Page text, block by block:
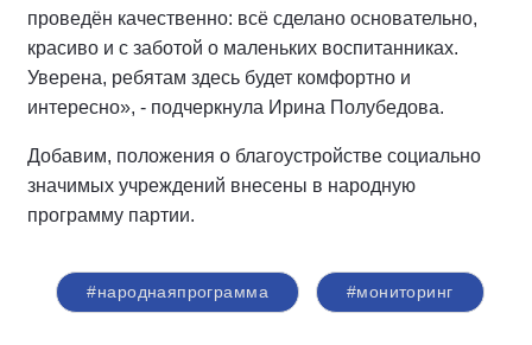
проведён качественно: всё сделано основательно,
красиво и с заботой о маленьких воспитанниках.
Уверена, ребятам здесь будет комфортно и
интересно», - подчеркнула Ирина Полубедова.
Добавим, положения о благоустройстве социально
значимых учреждений внесены в народную
программу партии.
#народнаяпрограмма #мониторинг